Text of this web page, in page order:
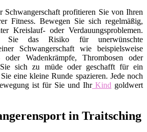
Schwangerschaft profitieren Sie von Ihren
Fitness. Bewegen Sie sich regelmäßig,
Kreislauf- oder Verdauungsproblemen.
Sie das Risiko für unerwünschte
Schwangerschaft wie beispielsweise
oder Wadenkrämpfe, Thrombosen oder
sich zu müde oder geschafft für ein
eine kleine Runde spazieren. Jede noch
ist für Sie und IhrKind goldwert
in Traitsching